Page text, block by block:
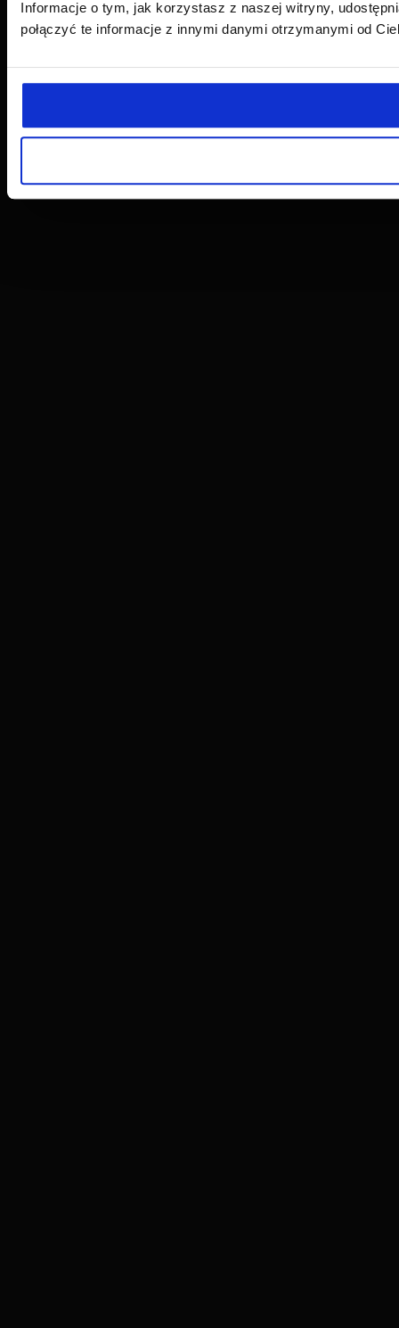
Informacje o tym, jak korzystasz z naszej witryny,
połączyć te informacje z innymi danymi otrzymanymi od